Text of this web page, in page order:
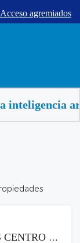
Acceso agremiados
inteligencia
VENTA LOCALES COMERCIALES CENTRO HISTÓRICO ZONA BINAES SAN SALVADOR